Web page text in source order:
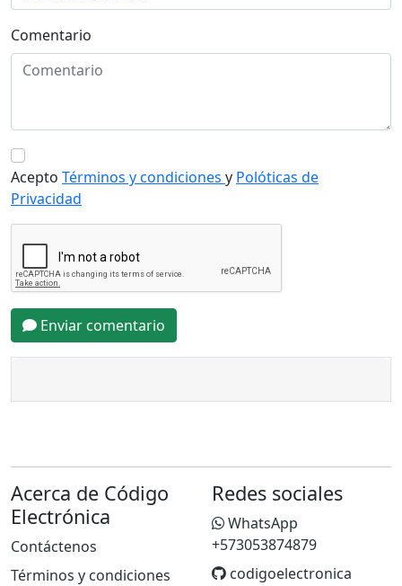
Comentario
Acepto Términos y condiciones y Polóticas de
Privacidad
Enviar comentario
Acerca de Código
Electrónica
Contáctenos
Términos y condiciones
Redes sociales
WhatsApp
+573053874879
codigoelectronica